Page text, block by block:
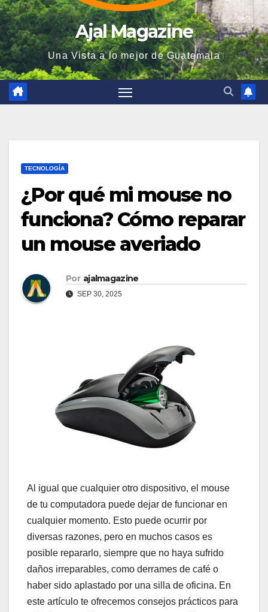
Ajal Magazine
Una Vista a lo mejor de Guatemala
TECNOLOGÍA
¿Por qué mi mouse no
funciona? Cómo reparar
un mouse averiado
Por ajalmagazine
SEP 30, 2025
Al igual que cualquier otro dispositivo, el mouse
de tu computadora puede dejar de funcionar en
cualquier momento. Esto puede ocurrir por
diversas razones, pero en muchos casos es
posible repararlo, siempre que no haya sufrido
daños irreparables, como derrames de café o
haber sido aplastado por una silla de oficina. En
este artículo te ofrecemos consejos prácticos para